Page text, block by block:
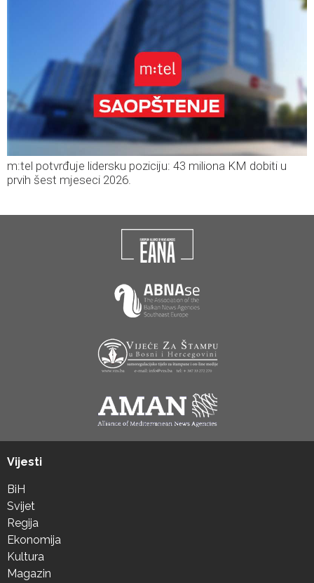
m:tel potvrđuje lidersku poziciju: 43 miliona KM dobiti u
prvih šest mjeseci 2026.
Vijesti
BiH
Svijet
Regija
Ekonomija
Kultura
Magazin